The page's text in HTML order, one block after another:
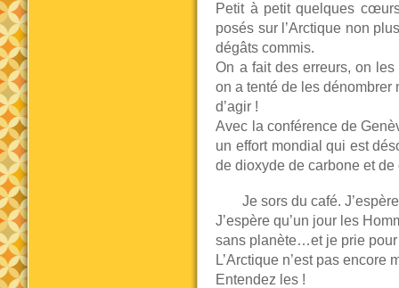
Petit à petit quelques
posés sur l’Arctique non
dégâts commis.
On a fait des erreurs, on
on a tenté de les dénombrer
d’agir !
Avec la conférence de
un effort mondial qui est
de dioxyde de carbone et de
Je sors du café.
J’espère qu’un jour les
sans planète…et je prie pour
L’Arctique n’est pas
Entendez les !